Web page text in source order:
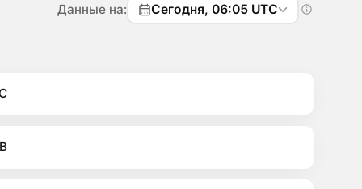
Данные на: Сегодня, 06:05 UTC